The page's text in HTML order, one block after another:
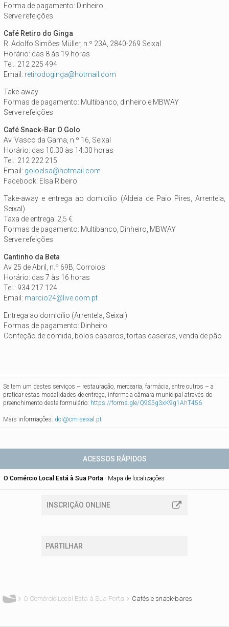
Forma de pagamento: Dinheiro
Serve refeições
Café Retiro do Ginga
R. Adolfo Simões Müller, n.º 23A, 2840-269 Seixal
Horário: das 8 às 19 horas
Tel.: 212 225 494
Email: retirodoginga@hotmail.com
Take-away
Formas de pagamento: Multibanco, dinheiro e MBWAY
Serve refeições
Café Snack-Bar O Golo
Av. Vasco da Gama, n.º 16, Seixal
Horário: das 10.30 às 14.30 horas
Tel.: 212 222 215
Email: goloelsa@hotmail.com
Facebook: Elsa Ribeiro
Take-away e entrega ao domicílio (Aldeia de Paio Pires, Arrentela,
Seixal)
Taxa de entrega: 2,5 €
Formas de pagamento: Multibanco, Dinheiro, MBWAY
Serve refeições
Cantinho da Beta
Av 25 de Abril, n.º 69B, Corroios
Horário: das 7 às 16 horas
Tel.: 934 217 124
Email: marcio24@live.com.pt
Entrega ao domicílio (Arrentela, Seixal)
Formas de pagamento: Dinheiro
Confeção de comida, bolos caseiros, tortas caseiras, venda de pão
Se tem um destes serviços – restauração, mercearia, farmácia, entre outros – a
praticar estas modalidades de entrega, informe a câmara municipal através do
preenchimento deste formulário: https://forms.gle/Q9S5g3xK9g1AhT456
Mais informações: dci@cm-seixal.pt
ACESSOS RÁPIDOS
O Comércio Local Está à Sua Porta - Mapa de localizações
INSCRIÇÃO ONLINE
PARTILHAR
O Comércio Local Está à Sua Porta Cafés e snack-bares